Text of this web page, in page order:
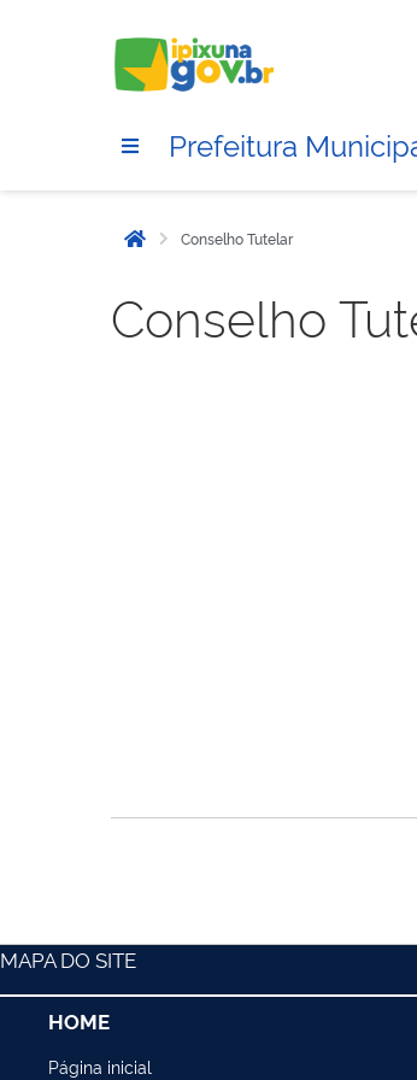
Prefeitura
InícioConselho Tutelar
Conselho
MAPA DO SITE
HOME
Página inicial